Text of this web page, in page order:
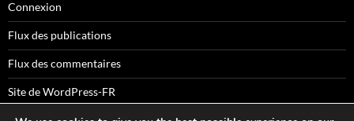
Connexion
Flux des publications
Flux des commentaires
Site de WordPress-FR